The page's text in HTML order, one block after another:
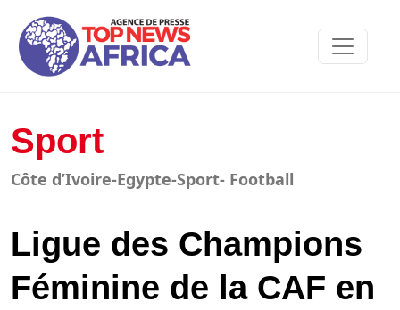
Sport
Côte d’Ivoire-Egypte-Sport- Football
Ligue des Champions
Féminine de la CAF en